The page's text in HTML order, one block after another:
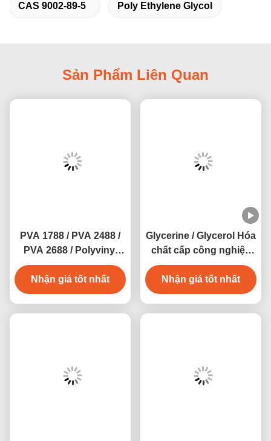
CAS 9002-89-5 Poly Ethylene Glycol
Sản Phẩm Liên Quan
PVA 1788 / PVA 2488 /
PVA 2688 / Polyvinyl
Alcohol CAS 9002-89-5
Nhận giá tốt nhất
Glycerine / Glycerol Hóa
chất cấp công nghiệp
CAS 56-81-5
Nhận giá tốt nhất